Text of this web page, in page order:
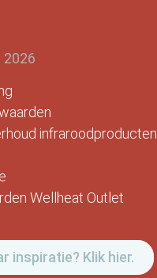
2026
infraroodproducten
Wellheat Outlet
inspiratie? Klik hier.